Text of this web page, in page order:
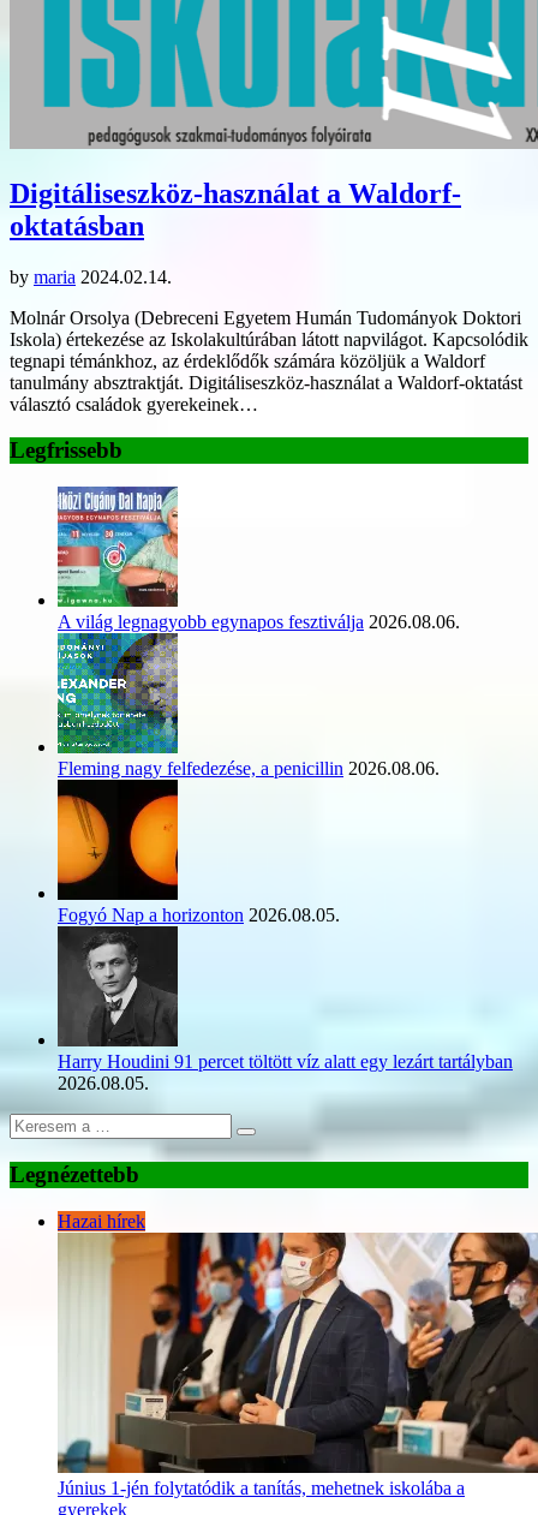
Digitáliseszköz-használat a Waldorf-
oktatásban
by maria 2024.02.14.
Molnár Orsolya (Debreceni Egyetem Humán Tudományok Doktori
Iskola) értekezése az Iskolakultúrában látott napvilágot. Kapcsolódik
tegnapi témánkhoz, az érdeklődők számára közöljük a Waldorf
tanulmány absztraktját. Digitáliseszköz-használat a Waldorf-oktatást
választó családok gyerekeinek…
Legfrissebb
A világ legnagyobb egynapos fesztiválja 2026.08.06.
Fleming nagy felfedezése, a penicillin 2026.08.06.
Fogyó Nap a horizonton 2026.08.05.
Harry Houdini 91 percet töltött víz alatt egy lezárt tartályban
2026.08.05.
Legnézettebb
Hazai hírek
Június 1-jén folytatódik a tanítás, mehetnek iskolába a
gyerekek